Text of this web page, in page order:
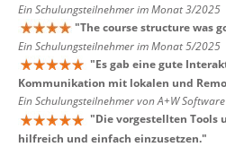
Ein Schulungsteilnehmer im Monat 3/2025
"The course structure was
Ein Schulungsteilnehmer im Monat 5/2025
"Es gab eine gute
Kommunikation mit lokalen und
Ein Schulungsteilnehmer von A+W
"Die vorgestellten Tools
hilfreich und einfach einzusetzen."